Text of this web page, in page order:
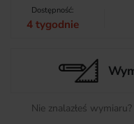
Dostępność:
4 tygodnie
Nie znalazłeś